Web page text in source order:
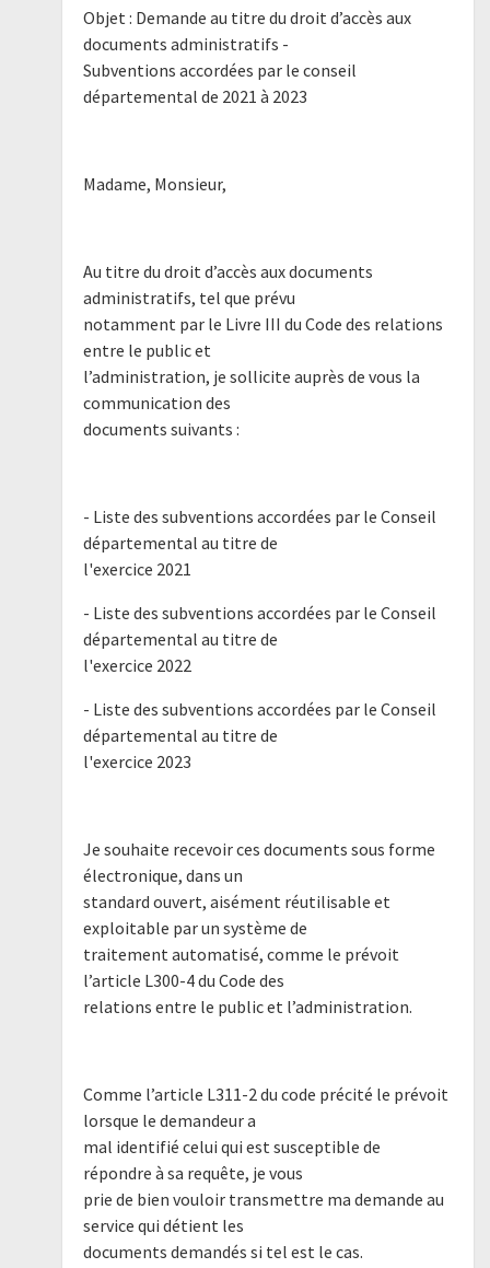
Objet : Demande au titre du droit d’accès aux
documents administratifs -
Subventions accordées par le conseil
départemental de 2021 à 2023
Madame, Monsieur,
Au titre du droit d’accès aux documents
administratifs, tel que prévu
notamment par le Livre III du Code des relations
entre le public et
l’administration, je sollicite auprès de vous la
communication des
documents suivants :
- Liste des subventions accordées par le Conseil
départemental au titre de
l'exercice 2021
- Liste des subventions accordées par le Conseil
départemental au titre de
l'exercice 2022
- Liste des subventions accordées par le Conseil
départemental au titre de
l'exercice 2023
Je souhaite recevoir ces documents sous forme
électronique, dans un
standard ouvert, aisément réutilisable et
exploitable par un système de
traitement automatisé, comme le prévoit
l’article L300-4 du Code des
relations entre le public et l’administration.
Comme l’article L311-2 du code précité le prévoit
lorsque le demandeur a
mal identifié celui qui est susceptible de
répondre à sa requête, je vous
prie de bien vouloir transmettre ma demande au
service qui détient les
documents demandés si tel est le cas.